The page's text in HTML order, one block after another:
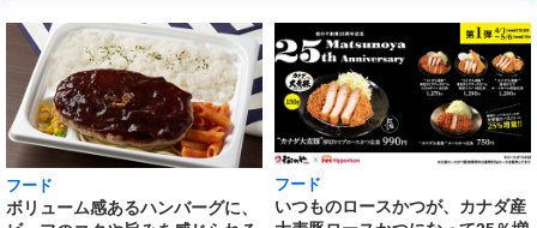
フード
ボリューム感あるハンバーグに、
フード
いつものロースかつが、カナダ産